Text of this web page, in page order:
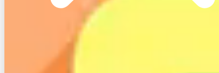
回線とプロバイダ料金を1つにまとめたい人
４.まとめ